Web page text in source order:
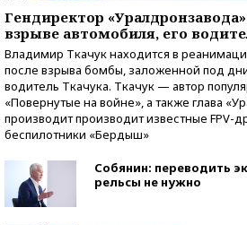
Гендиректор
взрыве автомобиля, его
Владимир Ткачук находится в
после взрыва бомбы, заложенной под
водитель Ткачука. Ткачук — автор
«Повернутые на войне», а также глава
производит производит известные FPV-
беспилотники «Бердыш»
Собянин: переводить
рельсы не нужно